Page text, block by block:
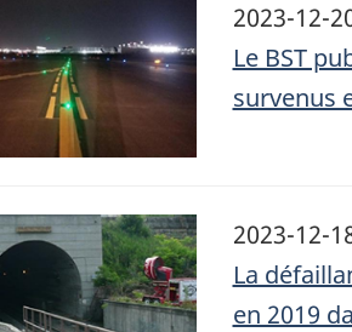
2023-12-
Le BST
survenus
2023-12-
La
en 2019